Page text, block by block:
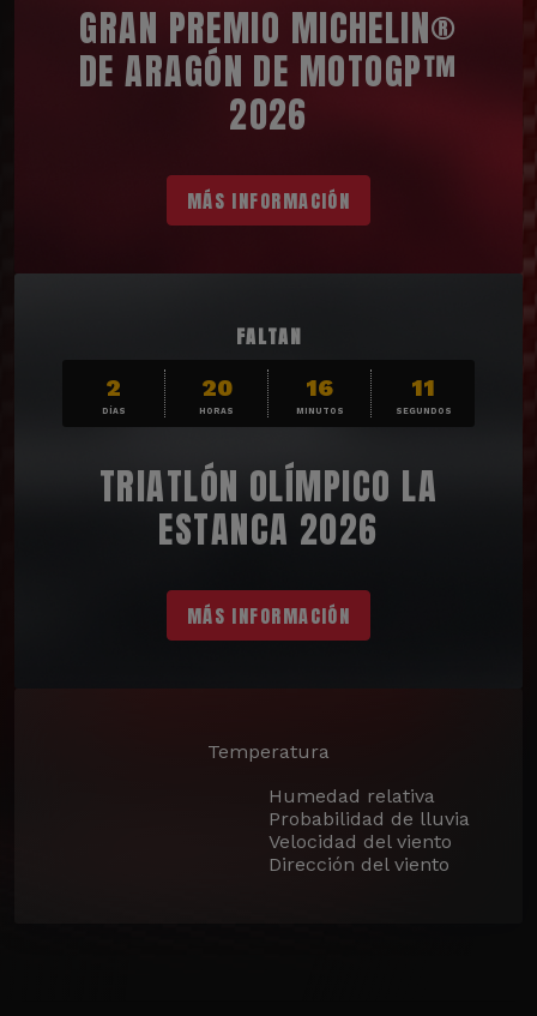
GRAN PREMIO MICHELIN®
DE ARAGÓN DE MOTOGP™
2026
MÁS INFORMACIÓN
FALTAN
2
DÍAS
20
HORAS
16
MINUTOS
9
SEGUNDOS
TRIATLÓN OLÍMPICO LA
ESTANCA 2026
MÁS INFORMACIÓN
Temperatura
Humedad relativa
Probabilidad de lluvia
Velocidad del viento
Dirección del viento